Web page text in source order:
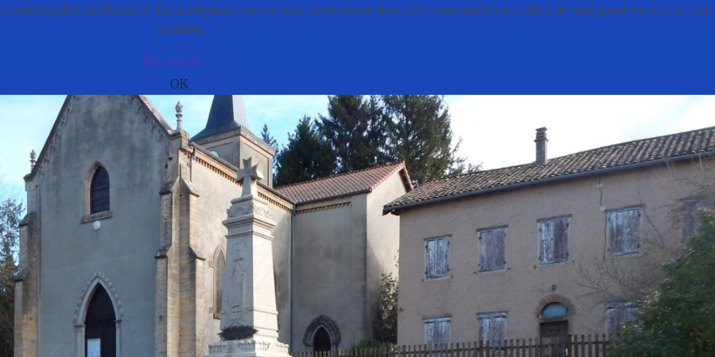
Cadre de vie
plus facilement. En naviguant sur ce site, vous nous donnez expressément votre accord pour exploiter ces
cookies.
En savoir +
OK